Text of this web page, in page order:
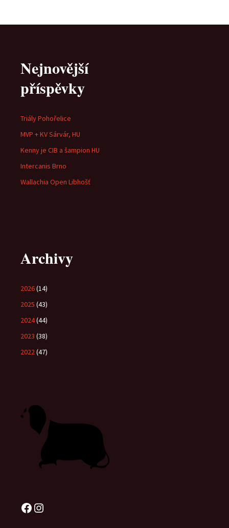
Nejnovější
příspěvky
Triály Pohořelice
MVP + KV Sárvár, HU
Kenny je CIB a šampion HU
Intercanis Brno
Wallachia Open Libhošť
Archivy
2026(14)
2025 (43)
2024(44)
2023 (38)
2022(47)
Facebook
Instagram